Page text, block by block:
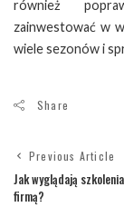
również
zainwestować w
wiele sezonów i
Share
Previous Article
Jak wyglądają
firmą?